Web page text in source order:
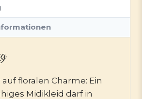
floralen Charme: Ein
Midikleid darf in